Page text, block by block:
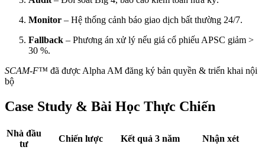
Monitor – Hệ thống cảnh báo giao dịch bất thường 24/7.
Fallback – Phương án xử lý nếu giá cổ phiếu APSC giảm >
30 %.
SCAM-F™ đã được Alpha AM đăng ký bản quyền & triển khai nội
bộ
Case Study & Bài Học Thực Chiến
Nhà đầu
tư
Chiến lược Kết quả 3 năm
Nhận xét